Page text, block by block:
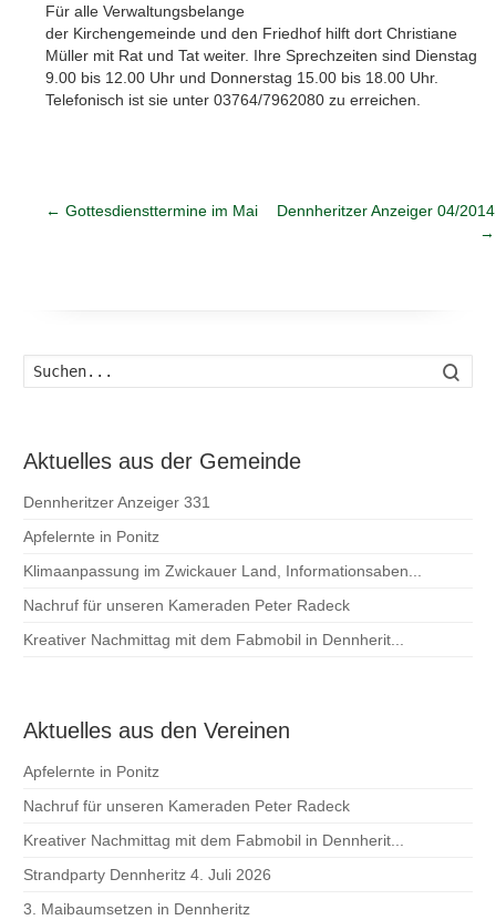
Für alle Verwaltungsbelange
der Kirchengemeinde und den Friedhof hilft dort Christiane
Müller mit Rat und Tat weiter. Ihre Sprechzeiten sind Dienstag
9.00 bis 12.00 Uhr und Donnerstag 15.00 bis 18.00 Uhr.
Telefonisch ist sie unter 03764/7962080 zu erreichen.
← Gottesdiensttermine im Mai
Dennheritzer Anzeiger 04/2014
→
Aktuelles aus der Gemeinde
Dennheritzer Anzeiger 331
Apfelernte in Ponitz
Klimaanpassung im Zwickauer Land, Informationsaben...
Nachruf für unseren Kameraden Peter Radeck
Kreativer Nachmittag mit dem Fabmobil in Dennherit...
Aktuelles aus den Vereinen
Apfelernte in Ponitz
Nachruf für unseren Kameraden Peter Radeck
Kreativer Nachmittag mit dem Fabmobil in Dennherit...
Strandparty Dennheritz 4. Juli 2026
3. Maibaumsetzen in Dennheritz